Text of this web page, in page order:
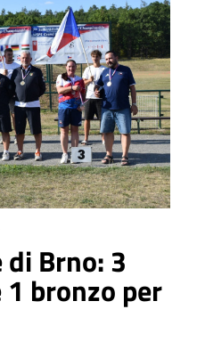
Brno: 3
bronzo per